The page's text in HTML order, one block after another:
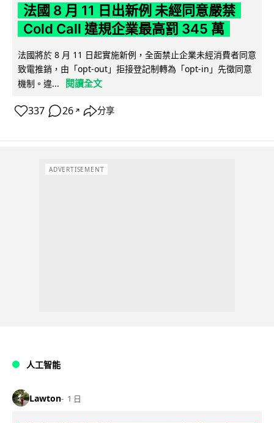
法國 8 月 11 日出新例 未經同意嚴禁
Cold Call 違規企業最高罰 345 萬
法國將於 8 月 11 日起實施新例，全面禁止企業未經消費者同意
致電推銷，由「opt-out」拒接登記制轉為「opt-in」先徵同意
機制。違...
閱讀全文
337 26 ↗ 分享
ADVERTISEMENT
人工智能
Lawton 1 日